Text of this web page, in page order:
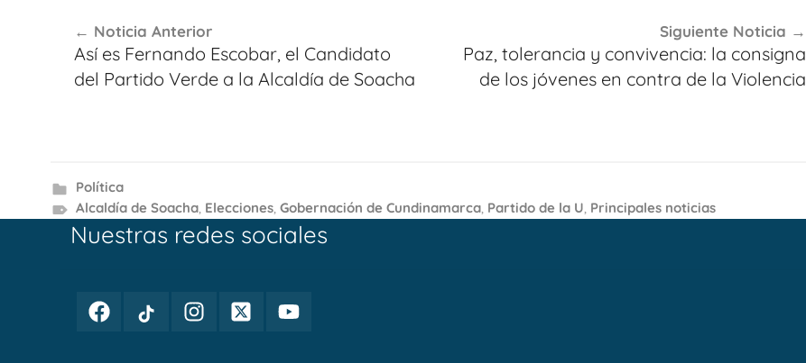
de
entradas
Noticia Anterior
Así es Fernando Escobar, el Candidato
del Partido Verde a la Alcaldía de Soacha
Siguiente Noticia
Paz, tolerancia y convivencia: la consigna
de los jóvenes en contra de la Violencia
Política
Alcaldía de Soacha, Elecciones, Gobernación de Cundinamarca, Partido de la U, Principales noticias
Nuestras redes sociales
FacebookTikTok
InstagramTwitterYoutube